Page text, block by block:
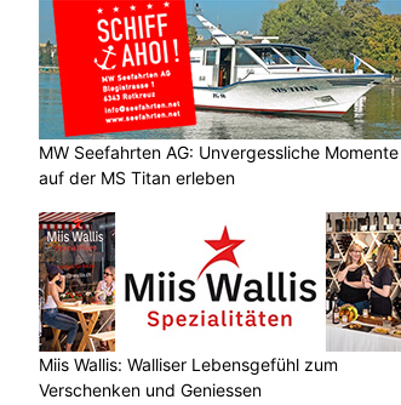
MW Seefahrten AG: Unvergessliche Momente
auf der MS Titan erleben
Miis Wallis: Walliser Lebensgefühl zum
Verschenken und Geniessen